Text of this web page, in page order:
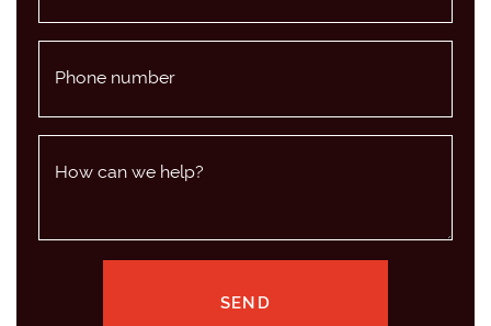
Phone number
How can we help?
SEND